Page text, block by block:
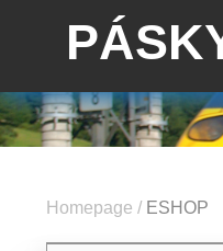
Homepage / ESHOP